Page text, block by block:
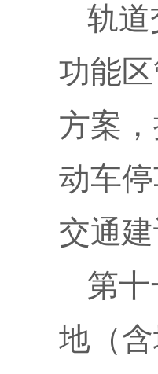
轨
功能
方案
动车
交通
第
地（